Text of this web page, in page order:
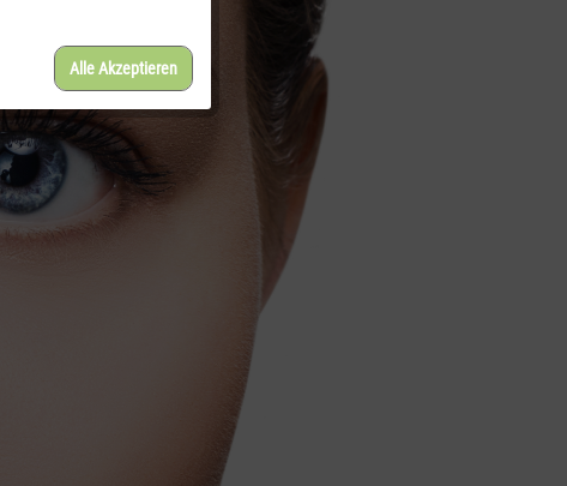
Alle Akzeptieren